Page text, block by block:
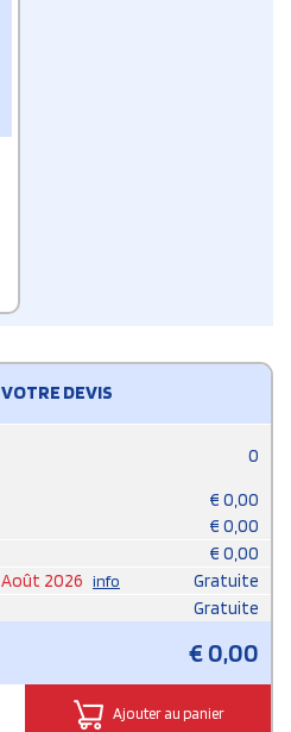
DEVIS
0
€ 0,00
€ 0,00
€ 0,00
2026 info
Gratuite
Gratuite
€0,00
Ajouter au panier